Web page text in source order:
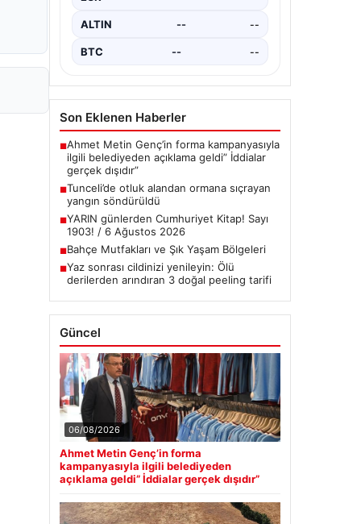
ALTIN -- --
BTC -- --
Son Eklenen Haberler
■Ahmet Metin Genç’in forma kampanyasıyla
ilgili belediyeden açıklama geldi” İddialar
gerçek dışıdır”
■Tunceli’de otluk alandan ormana sıçrayan
yangın söndürüldü
■YARIN günlerden Cumhuriyet Kitap! Sayı
1903! / 6 Ağustos 2026
■Bahçe Mutfakları ve Şık Yaşam Bölgeleri
■Yaz sonrası cildinizi yenileyin: Ölü
derilerden arındıran 3 doğal peeling tarifi
Güncel
06/08/2026
Ahmet Metin Genç’in forma
kampanyasıyla ilgili belediyeden
açıklama geldi” İddialar gerçek dışıdır”